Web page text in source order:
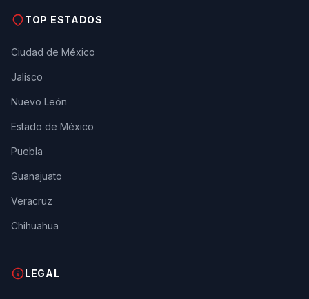
TOP ESTADOS
Ciudad de México
Jalisco
Nuevo León
Estado de México
Puebla
Guanajuato
Veracruz
Chihuahua
LEGAL